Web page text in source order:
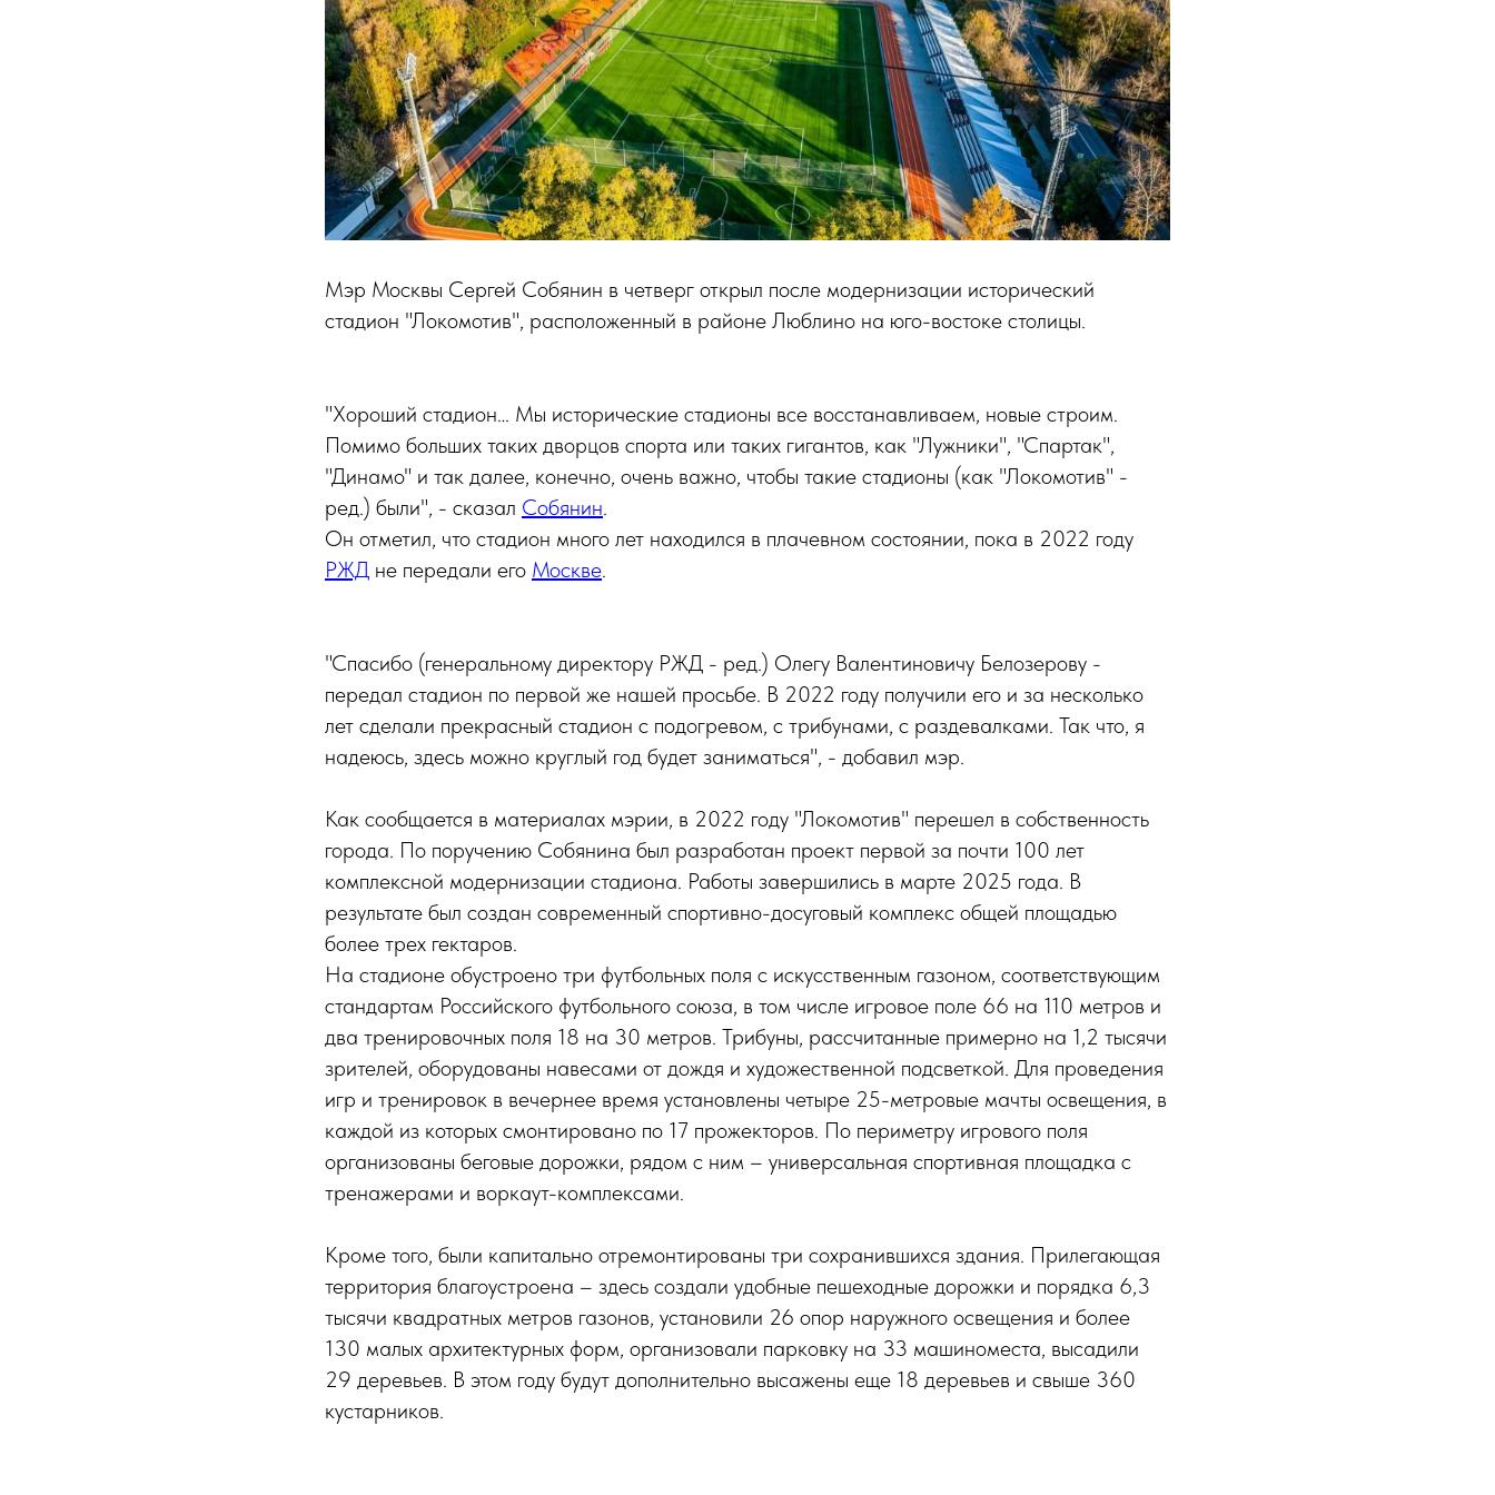
Мэр Москвы Сергей Собянин в четверг открыл после модернизации исторический
стадион "Локомотив", расположенный в районе Люблино на юго-востоке столицы.
"Хороший стадион… Мы исторические стадионы все восстанавливаем, новые строим.
Помимо больших таких дворцов спорта или таких гигантов, как "Лужники", "Спартак",
"Динамо" и так далее, конечно, очень важно, чтобы такие стадионы (как "Локомотив" -
ред.) были", - сказал Собянин.
Он отметил, что стадион много лет находился в плачевном состоянии, пока в 2022 году
РЖД не передали его Москве.
"Спасибо (генеральному директору РЖД - ред.) Олегу Валентиновичу Белозерову -
передал стадион по первой же нашей просьбе. В 2022 году получили его и за несколько
лет сделали прекрасный стадион с подогревом, с трибунами, с раздевалками. Так что, я
надеюсь, здесь можно круглый год будет заниматься", - добавил мэр.
Как сообщается в материалах мэрии, в 2022 году "Локомотив" перешел в собственность
города. По поручению Собянина был разработан проект первой за почти 100 лет
комплексной модернизации стадиона. Работы завершились в марте 2025 года. В
результате был создан современный спортивно-досуговый комплекс общей площадью
более трех гектаров.
На стадионе обустроено три футбольных поля с искусственным газоном, соответствующим
стандартам Российского футбольного союза, в том числе игровое поле 66 на 110 метров и
два тренировочных поля 18 на 30 метров. Трибуны, рассчитанные примерно на 1,2 тысячи
зрителей, оборудованы навесами от дождя и художественной подсветкой. Для проведения
игр и тренировок в вечернее время установлены четыре 25-метровые мачты освещения, в
каждой из которых смонтировано по 17 прожекторов. По периметру игрового поля
организованы беговые дорожки, рядом с ним – универсальная спортивная площадка с
тренажерами и воркаут-комплексами.
Кроме того, были капитально отремонтированы три сохранившихся здания. Прилегающая
территория благоустроена – здесь создали удобные пешеходные дорожки и порядка 6,3
тысячи квадратных метров газонов, установили 26 опор наружного освещения и более
130 малых архитектурных форм, организовали парковку на 33 машиноместа, высадили
29 деревьев. В этом году будут дополнительно высажены еще 18 деревьев и свыше 360
кустарников.